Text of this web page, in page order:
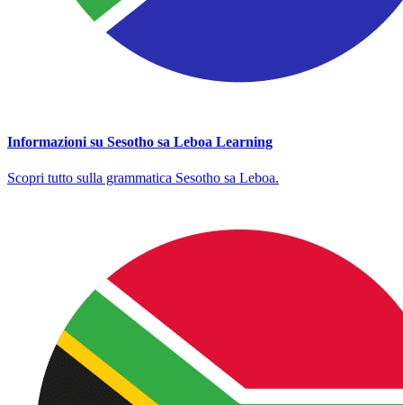
Informazioni su Sesotho sa Leboa Learning
Scopri tutto sulla grammatica Sesotho sa Leboa.